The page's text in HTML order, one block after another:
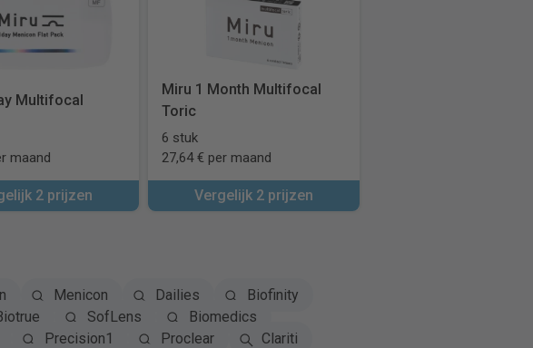
Multifocal
maand
2 prijzen
Miru 1 Month Multifocal
Toric
6 stuk
27,64 € per maand
Vergelijk 2 prijzen
Menicon Dailies
Biofinity
SofLens
Biomedics
Precision1 Proclear
Clariti